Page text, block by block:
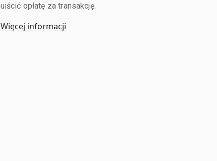
uiścić opłatę za transakcję.
Więcej informacji